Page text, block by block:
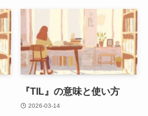
『TIL』の意味と使い方
2026-03-14